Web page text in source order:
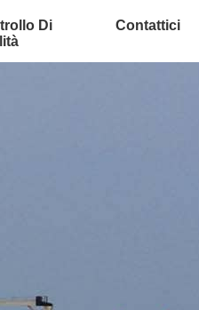
Di
Contattici